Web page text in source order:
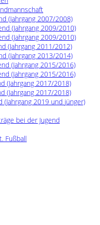
(Jahrgang 2007/2008)
(Jahrgang 2009/2010)
(Jahrgang 2009/2010)
(Jahrgang 2011/2012)
(Jahrgang 2013/2014)
(Jahrgang 2015/2016)
(Jahrgang 2015/2016)
(Jahrgang 2017/2018)
(Jahrgang 2017/2018)
(Jahrgang 2019 und jünger)
bei der Jugend
Fußball